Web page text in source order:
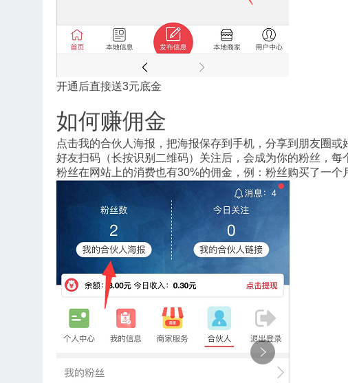
开通后直接送3元底金
如何赚佣金
点击我的合伙人海报，把海报保存到手机，分享到朋友圈或
好友扫码（长按识别二维码）关注后，会成为你的粉丝，每
粉丝在网站上的消费也有30%的佣金，例：粉丝购买了一